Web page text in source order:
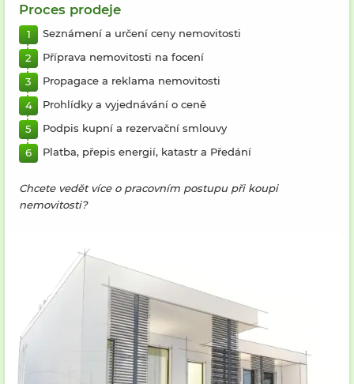
Proces prodeje
Seznámení a určení ceny nemovitosti
Příprava nemovitosti na focení
Propagace a reklama nemovitosti
Prohlídky a vyjednávání o ceně
Podpis kupní a rezervační smlouvy
Platba, přepis energií, katastr a Předání
Chcete vedět více o pracovním postupu při koupi
nemovitosti?